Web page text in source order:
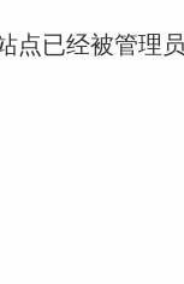
点已经被管理